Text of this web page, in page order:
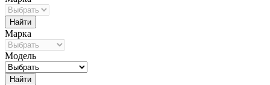
Марка
Модель